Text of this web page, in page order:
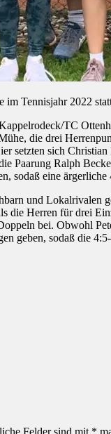
im Tennisjahr 2022
TC
die drei
setzten sich
Paarung Ralph
sodaß eine
und
Herren für drei
bei. Obwohl
geben, sodaß die
Felder sind mit *